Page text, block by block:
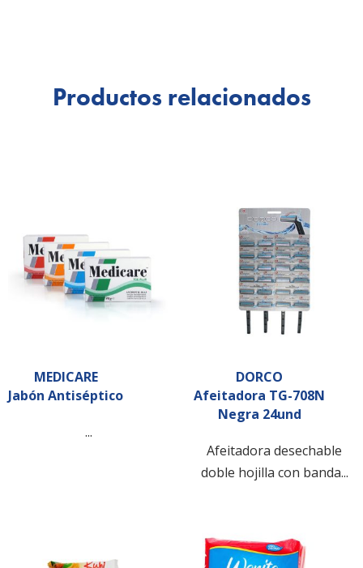
Productos relacionados
MEDICARE
Jabón Antiséptico
...
DORCO
Afeitadora TG-708N
Negra 24und
Afeitadora desechable
doble hojilla con banda...